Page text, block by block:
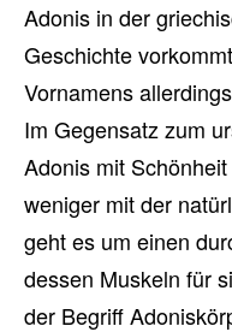
Adonis in der
Geschichte
Vornamens
Im Gegensatz zum
Adonis mit
weniger mit der
geht es um einen
dessen Muskeln für
der Begriff